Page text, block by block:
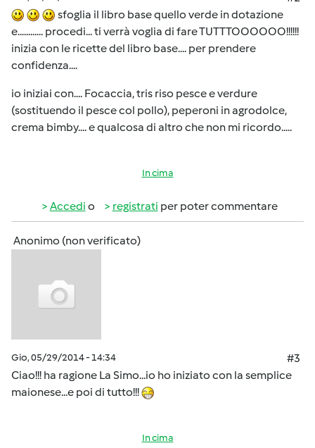
sfoglia il libro base quello verde in dotazione
e............ procedi... ti verrà voglia di fare TUTTTOOOOOO!!!!!!
inizia con le ricette del libro base.... per prendere
confidenza....
io iniziai con.... Focaccia, tris riso pesce e verdure
(sostituendo il pesce col pollo), peperoni in agrodolce,
crema bimby.... e qualcosa di altro che non mi ricordo.....
In cima
Accedi o registrati per poter commentare
Anonimo (non verificato)
Gio, 05/29/2014 - 14:34
#3
Ciao!!! ha ragione La Simo...io ho iniziato con la semplice
maionese...e poi di tutto!!!
In cima